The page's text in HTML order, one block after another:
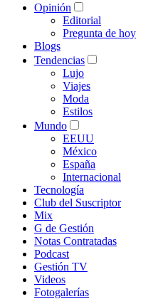
Opinión
Editorial
Pregunta de hoy
Blogs
Tendencias
Lujo
Viajes
Moda
Estilos
Mundo
EEUU
México
España
Internacional
Tecnología
Club del Suscriptor
Mix
G de Gestión
Notas Contratadas
Podcast
Gestión TV
Videos
Fotogalerías